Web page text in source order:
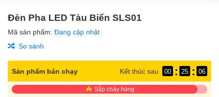
Đèn Pha LED Tàu Biển SLS01
Mã sản phẩm: Đang cập nhật
So sánh
Sản phẩm bán chạy Kết thúc sau 00 : 25 : 06
Sắp cháy hàng